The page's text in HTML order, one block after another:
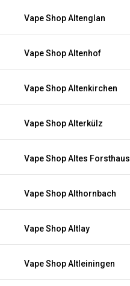
Vape Shop Altenglan
Vape Shop Altenhof
Vape Shop Altenkirchen
Vape Shop Alterkülz
Vape Shop Altes Forsthaus
Vape Shop Althornbach
Vape Shop Altlay
Vape Shop Altleiningen